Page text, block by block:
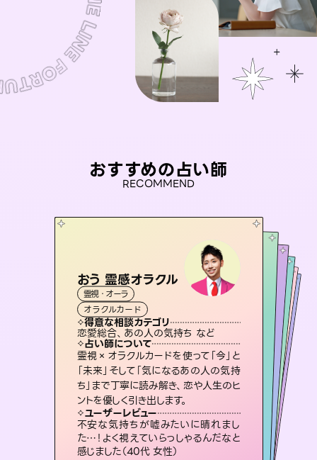
おすすめの占い師
RECOMMEND
おう 霊感オラクル
霊視・オーラ
オラクルカード
得意な相談カテゴリ
恋愛総合、あの人の気持ち など
占い師について
霊視×オラクルカードを使って「今」と
「未来」そして「気になるあの人の気持
ち」まで丁寧に読み解き、恋や人生のヒ
ントを優しく引き出します。
ユーザーレビュー
不安な気持ちが嘘みたいに晴れまし
た…！よく視えていらっしゃるんだなと
感じました（40代 女性）
セラピスト理恵
霊視・オーラ
スピリチュアル・リーディング
得意な相談カテゴリ
片想い、二人の未来、年の差 など
占い師について
連絡再開、復縁、成就などの報告実績
多数。セラピストとして2万超の施術経
験があるからこそできる鑑定で、より良
い未来をサポートします。
ユーザーレビュー
とても心温まる鑑定でした。しかもこち
らは何も言っていないのに視えていらっ
しゃるんだなと驚きです（30代女性）
アイリス -iris-
西洋占星術
ルーン
得意な相談カテゴリ
恋愛総合、片想い、二人の未来 など
占い師について
復縁、恋愛、不倫の行方、同性愛や片
思い、仕事関係や借金問題まで知りた
いことや心の負担になっていることを
紐解き、背中をそっと押して導きます。
ユーザーレビュー
安心感のあり、言い切ってくれる所や濁
さない鑑定のおかげで、毎回自分の気
持ちを整えられます（30代 男性）
彗望
霊視・オーラ
スピリチュアル・リーディング
得意な相談カテゴリ
片想い、あの人の気持ち、復縁 など
占い師について
3,700年以上の歴史を持つ東洋最古の占術「易占」で詳細まで占い、幸せへ向かう道筋を示します。厳しい結果にも具体的な対策をお伝えします。
ユーザーレビュー
複雑な背景もしっかり聞いて鑑定して
いただけました。気持ちが楽になりまし
た（50代 女性）
スピリチュアル・リーディング
得意な相談カテゴリ
片想い、あの人の気持ち、復縁 など
占い師について
恋愛のお悩みの中でも特に「曖昧な関
係」の相談を得意としており、友達以上
恋人未満なお相手との今後や本音を丁
寧に読み解き恋愛成就へと導きます。
ユーザーレビュー
鑑定していただいてアドバイス通りに行
動すると仲が復活してきました。ありが
とうございました（40代 女性）
霊視・オーラ 心理学
スピリチュアル・リーディング
得意な相談カテゴリ
出逢い、片想い、復縁 など
占い師について
未来には何パターンもの選択肢があり
ます。不安で視えにくくなっているあな
たの素敵な未来を見つけ、その未来を
選択できるようアドバイスします。
ユーザーレビュー
職場の人の性質や人間関係、本心など
本当によく視えていてびっくり。対策が
打てて前向きになれます（40代）